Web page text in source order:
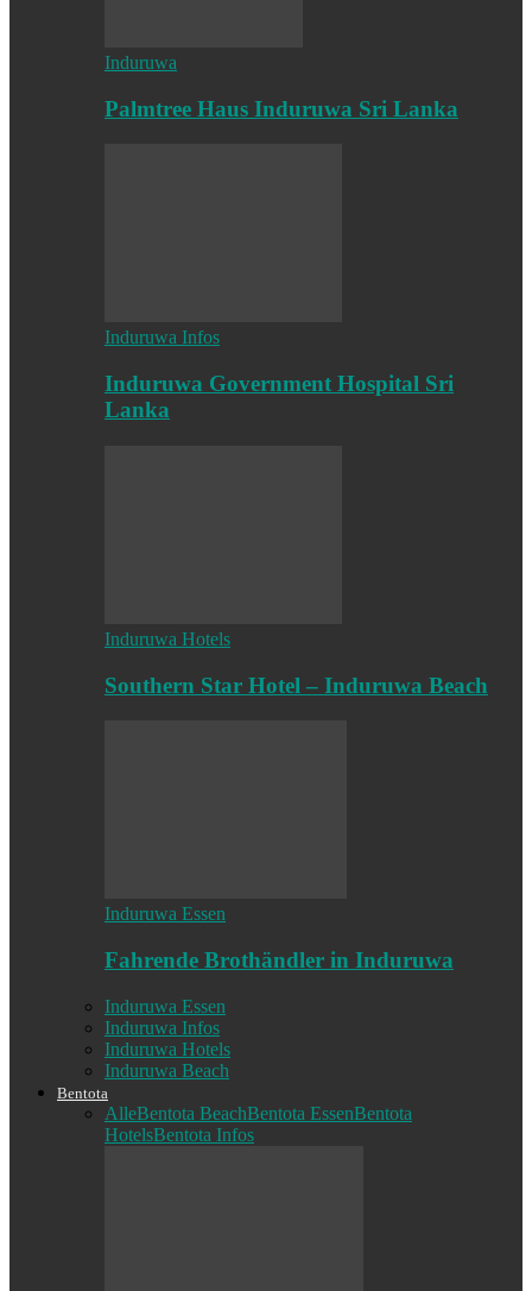
Induruwa
Palmtree Haus Induruwa Sri Lanka
Induruwa Infos
Induruwa Government Hospital Sri
Lanka
Induruwa Hotels
Southern Star Hotel – Induruwa Beach
Induruwa Essen
Fahrende Brothändler in Induruwa
Induruwa Essen
Induruwa Infos
Induruwa Hotels
Induruwa Beach
Bentota
AlleBentota BeachBentota EssenBentota
HotelsBentota Infos